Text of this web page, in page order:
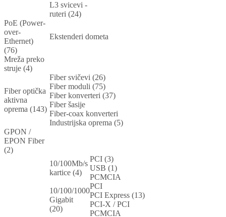
L3 svicevi -
ruteri (24)
PoE (Power-
over-
Ethernet)
(76)
Ekstenderi dometa
Mreža preko
struje (4)
Fiber optička
aktivna
oprema (143)
Fiber svičevi (26)
Fiber moduli (75)
Fiber konverteri (37)
Fiber šasije
Fiber-coax konverteri
Industrijska oprema (5)
GPON /
EPON Fiber
(2)
10/100Mb/s
kartice (4)
PCI (3)
USB (1)
PCMCIA
10/100/1000
Gigabit
(20)
PCI
PCI Express (13)
PCI-X / PCI
PCMCIA